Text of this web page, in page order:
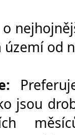
od
jsou